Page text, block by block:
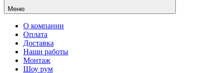
Меню
О компании
Оплата
Доставка
Наши работы
Монтаж
Шоу рум